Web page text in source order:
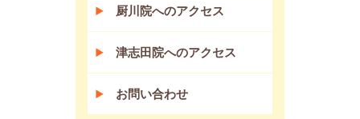
厨川院へのアクセス
津志田院へのアクセス
お問い合わせ